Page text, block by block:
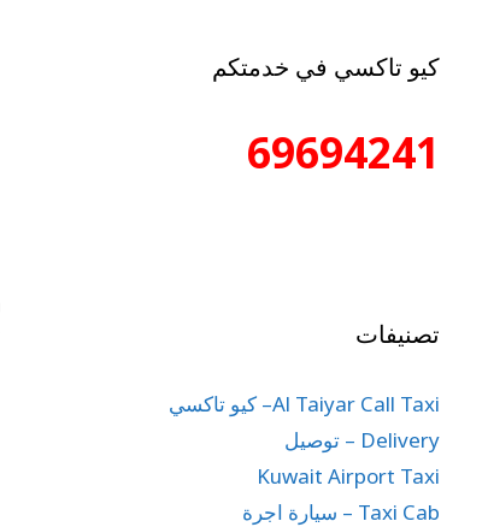
كيو تاكسي في خدمتكم
69694241
تصنيفات
Al Taiyar Call Taxi– كيو تاكسي
Delivery – توصيل
Kuwait Airport Taxi
Taxi Cab – سيارة اجرة